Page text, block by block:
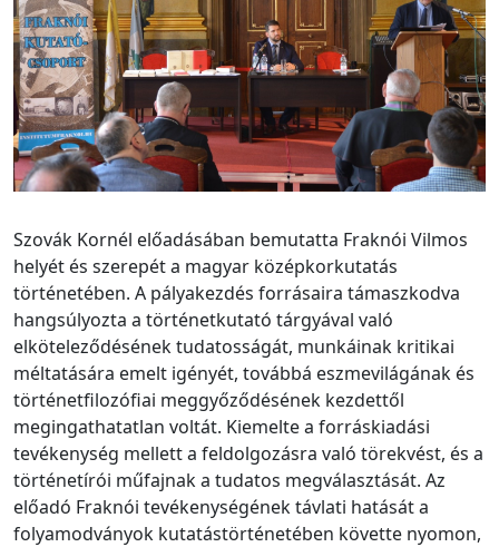
Szovák Kornél előadásában bemutatta Fraknói Vilmos
helyét és szerepét a magyar középkorkutatás
történetében. A pályakezdés forrásaira támaszkodva
hangsúlyozta a történetkutató tárgyával való
elköteleződésének tudatosságát, munkáinak kritikai
méltatására emelt igényét, továbbá eszmevilágának és
történetfilozófiai meggyőződésének kezdettől
megingathatatlan voltát. Kiemelte a forráskiadási
tevékenység mellett a feldolgozásra való törekvést, és a
történetírói műfajnak a tudatos megválasztását. Az
előadó Fraknói tevékenységének távlati hatását a
folyamodványok kutatástörténetében követte nyomon,